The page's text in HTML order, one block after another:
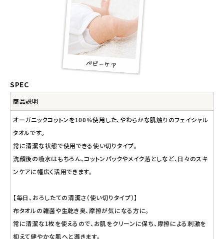
SPEC
商品説明
オーガニックコットンを100％使用した、やわらかな肌触りのフェイシャル
タオルです。
常に清潔な状態で使用できる使い切りタイプ。
洗顔後の吸水はもちろん、コットンパックやメイク落としなど、日々のスキ
ンケアに幅広く活用できます。
【毎日、おろしたての清潔さ（使い切りタイプ）】
布タオルの雑菌や生乾き臭、摩擦が気になる方に。
常に清潔な1枚を使えるので、お肌をクリーンに保ち、摩擦による刺激を
抑えて健やかな肌へと導きます。